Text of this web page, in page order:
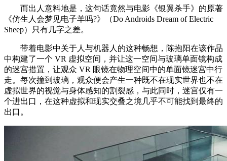
而出人意料地是，这句话竟然与电影《银翼杀手》的原著
《仿生人会梦见电子羊吗?》（Do Androids Dream of Electric
Sheep）只有几字之差。
带着电影中关于人与机器人的这种畅想，陈抱阳在该作品
中构建了一个 VR 虚拟空间，并让这一空间与玻璃单面镜构成
的迷宫措置，让观众 VR 眼镜在物理空间中的单面镜迷宫中行
走。每次撞到玻璃，观众便会产生一种既不在现实世界也不在
虚拟世界的视觉与身体感知的割裂感，与此同时，迷宫仅有一
个进出口，在这种虚拟和现实交叠之境几乎不可能找到最终的
出口。